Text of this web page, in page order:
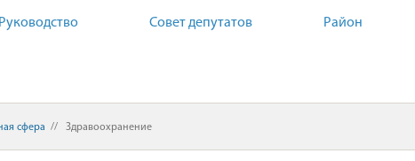
Руководство Совет депутатов Район
сфера // Здравоохранение